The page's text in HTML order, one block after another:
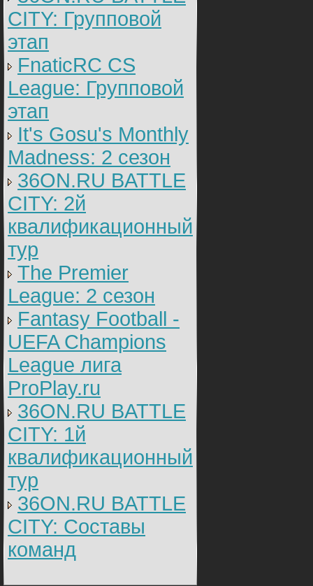
CITY: Групповой
этап
FnaticRC CS
League: Групповой
этап
It's Gosu's Monthly
Madness: 2 сезон
36ON.RU BATTLE
CITY: 2й
квалификационный
тур
The Premier
League: 2 cезон
Fantasy Football -
UEFA Champions
League лига
ProPlay.ru
36ON.RU BATTLE
CITY: 1й
квалификационный
тур
36ON.RU BATTLE
CITY: Составы
команд